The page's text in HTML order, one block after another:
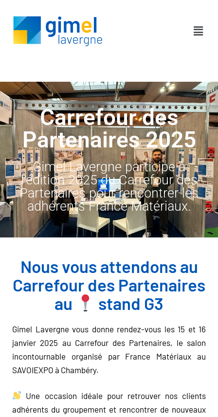
Carrefour des
Partenaires 2025
Gimel Lavergne participe à
l'édition 2025 du Carrefour des
Partenaires pour rencontrer les
adhérents France Matériaux.
Nous vous attendons au
Carrefour des Partenaires
au
stand G3
Gimel Lavergne vous donne rendez-vous les 15 et 16
janvier 2025 au Carrefour des Partenaires, le salon
incontournable organisé par France Matériaux au
SAVOIEXPO à Chambéry.
Une occasion idéale pour retrouver nos clients
adhérents du groupement et rencontrer de nouveaux